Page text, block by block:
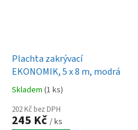
Plachta zakrývací
EKONOMIK, 5 x 8 m, modrá
Skladem (1 ks)
202 Kč bez DPH
245 Kč / ks